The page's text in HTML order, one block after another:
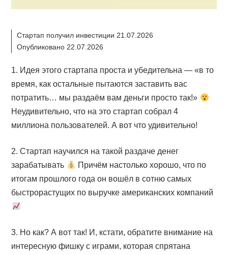
Стартап получил инвестиции 21.07.2026
Опубликовано 22.07.2026
1. Идея этого стартапа проста и убедительна — «в то
время, как остальные пытаются заставить вас
потратить… мы раздаём вам деньги просто так!»
Неудивительно, что на это стартап собрал 4
миллиона пользователей. А вот что удивительно!
2. Стартап научился на такой раздаче денег
зарабатывать
Причём настолько хорошо, что по
итогам прошлого года он вошёл в сотню самых
быстрорастущих по выручке американских компаний
3. Но как? А вот так! И, кстати, обратите внимание на
интересную фишку с играми, которая спрятана